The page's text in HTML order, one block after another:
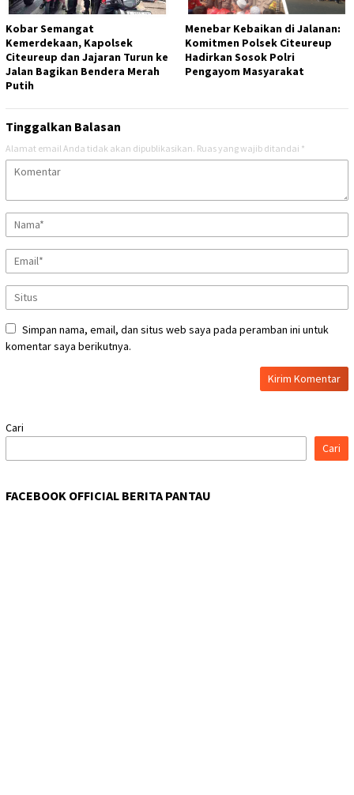
Kobar Semangat
Kemerdekaan, Kapolsek
Citeureup dan Jajaran Turun ke
Jalan Bagikan Bendera Merah
Putih
Menebar Kebaikan di Jalanan:
Komitmen Polsek Citeureup
Hadirkan Sosok Polri
Pengayom Masyarakat
Tinggalkan Balasan
Alamat email Anda tidak akan dipublikasikan. Ruas yang wajib ditandai *
Simpan nama, email, dan situs web saya pada peramban ini untuk
komentar saya berikutnya.
Cari
Cari
FACEBOOK OFFICIAL BERITA PANTAU